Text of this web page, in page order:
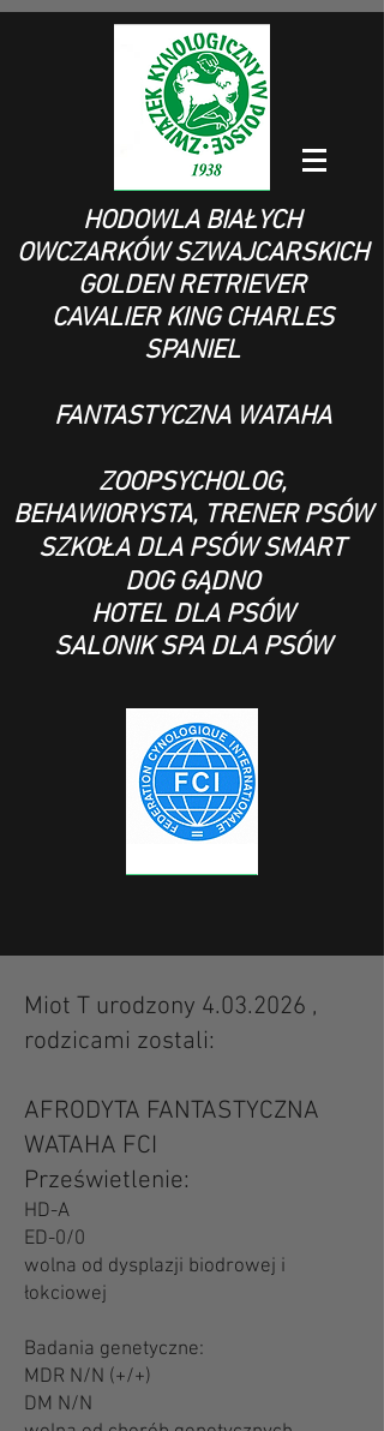
HODOWLA BIAŁYCH
OWCZARKÓW SZWAJCARSKICH
GOLDEN RETRIEVER
CAVALIER KING CHARLES
SPANIEL
FANTASTYCZNA WATAHA
ZOOPSYCHOLOG,
BEHAWIORYSTA, TRENER PSÓW
SZKOŁA DLA PSÓW SMART
DOG GĄDNO
HOTEL DLA PSÓW
SALONIK SPA DLA PSÓW
Miot T urodzony 4.03.2026 ,
rodzicami zostali:
AFRODYTA FANTASTYCZNA
WATAHA FCI
Prześwietlenie:
HD-A
ED-0/0
wolna od dysplazji biodrowej i
łokciowej
Badania genetyczne:
MDR N/N (+/+)
DM N/N